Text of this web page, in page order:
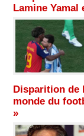
Lamine Yamal
Disparition de
monde du
»